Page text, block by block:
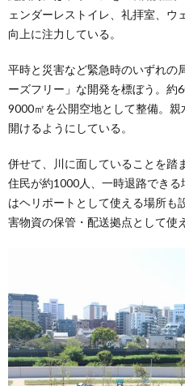
ェンダーレストイレ、礼拝室、
向上に注力している。
平時と災害など緊急時のいずれの
ーズフリー」な開発を標ぼう。約
9000㎡を公開空地として整備。
開けるようにしている。
併せて、川に面していることを踏
住民が約1000人、一時退路でき
はヘリポートとして使える場所も
害物資の保管・配送拠点として使